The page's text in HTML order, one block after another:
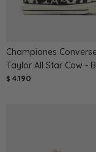
Championes
Taylor All Star Cow -
$ 4.190